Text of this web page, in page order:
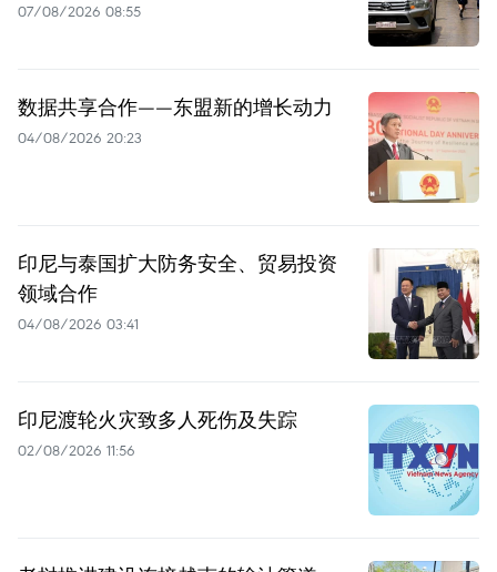
07/08/2026 08:55
数据共享合作——东盟新的增长动力
04/08/2026 20:23
印尼与泰国扩大防务安全、贸易投资
领域合作
04/08/2026 03:41
印尼渡轮火灾致多人死伤及失踪
02/08/2026 11:56